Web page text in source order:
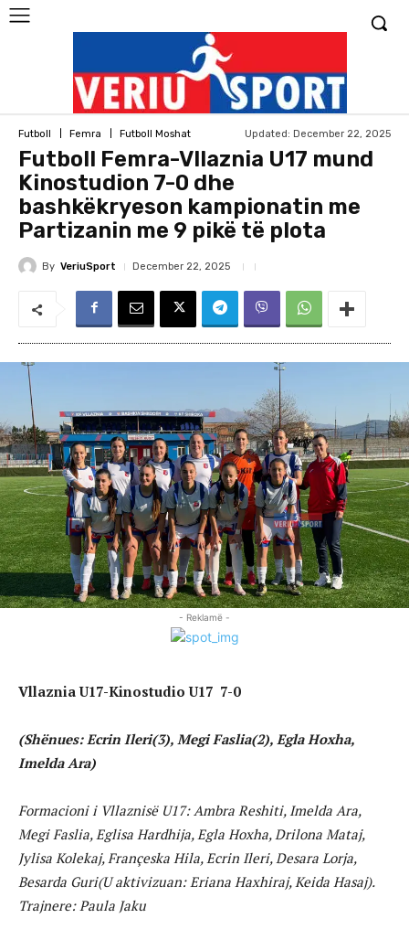
Futboll Femra Futboll Moshat Updated: December 22, 2025
Futboll Femra-Vllaznia U17 mund
Kinostudion 7-0 dhe
bashkëkryeson kampionatin me
Partizanin me 9 pikë të plota
By VeriuSport December 22, 2025
- Reklamë -
Vllaznia U17-Kinostudio U17 7-0
(Shënues: Ecrin Ileri(3), Megi Faslia(2), Egla Hoxha,
Imelda Ara)
Formacioni i Vllaznisë U17: Ambra Reshiti, Imelda Ara,
Megi Faslia, Eglisa Hardhija, Egla Hoxha, Drilona Mataj,
Jylisa Kolekaj, Françeska Hila, Ecrin Ileri, Desara Lorja,
Besarda Guri(U aktivizuan: Eriana Haxhiraj, Keida Hasaj).
Trajnere: Paula Jaku